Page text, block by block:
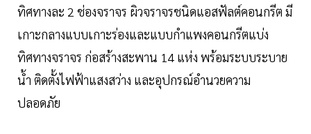
ทิศทางละ 2 ช่องจราจร ผิวจราจรชนิดแอสฟัลต์คอนกรีต มี
เกาะกลางแบบเกาะร่องและแบบกําแพงคอนกรีตแบ่ง
ทิศทางจราจร ก่อสร้างสะพาน 14 แห่ง พร้อมระบบระบาย
น้ำ ติดตั้งไฟฟ้าแสงสว่าง และอุปกรณ์อำนวยความ
ปลอดภัย